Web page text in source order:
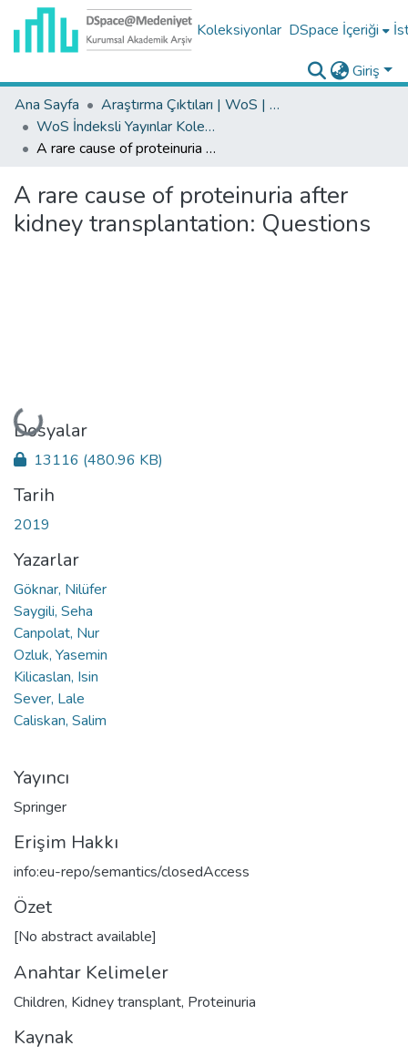
Koleksiyonlar DSpace İçeriği
Giriş
Ana Sayfa
Araştırma Çıktıları | WoS | Scopus | TR-Dizin | PubMed
WoS İndeksli Yayınlar Koleksiyonu
A rare cause of proteinuria after kidney transplantation: Questions
A rare cause of proteinuria after
kidney transplantation: Questions
Yükleniyor...
Dosyalar
13116 (480.96 KB)
Tarih
2019
Yazarlar
Göknar, Nilüfer
Saygili, Seha
Canpolat, Nur
Ozluk, Yasemin
Kilicaslan, Isin
Sever, Lale
Caliskan, Salim
Yayıncı
Springer
Erişim Hakkı
info:eu-repo/semantics/closedAccess
Özet
[No abstract available]
Anahtar Kelimeler
Children, Kidney transplant, Proteinuria
Kaynak